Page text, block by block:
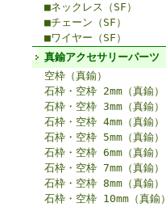
■ネックレス（SF）
■チェーン（SF）
■ワイヤー（SF）
真鍮アクセサリーパーツ
空枠（真鍮）
石枠・空枠 2mm（真鍮）
石枠・空枠 3mm（真鍮）
石枠・空枠 4mm（真鍮）
石枠・空枠 5mm（真鍮）
石枠・空枠 6mm（真鍮）
石枠・空枠 7mm（真鍮）
石枠・空枠 8mm（真鍮）
石枠・空枠 10mm（真鍮）